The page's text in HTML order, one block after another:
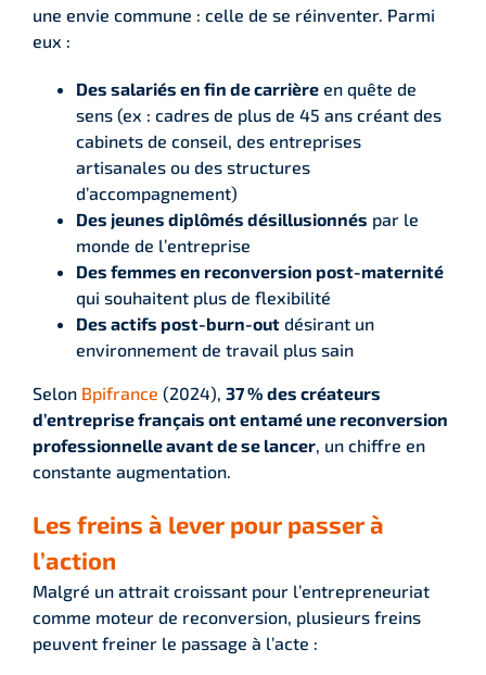
une envie commune : celle de se réinventer. Parmi
eux :
Des salariés en fin de carrière en quête de
sens (ex : cadres de plus de 45 ans créant des
cabinets de conseil, des entreprises
artisanales ou des structures
d’accompagnement)
Des jeunes diplômés désillusionnés par le
monde de l’entreprise
Des femmes en reconversion post-maternité
qui souhaitent plus de flexibilité
Des actifs post-burn-out désirant un
environnement de travail plus sain
Selon Bpifrance (2024), 37 % des créateurs
d’entreprise français ont entamé une reconversion
professionnelle avant de se lancer , un chiffre en
constante augmentation.
Les freins à lever pour passer à
l’action
Malgré un attrait croissant pour l’entrepreneuriat
comme moteur de reconversion, plusieurs freins
peuvent freiner le passage à l’acte :